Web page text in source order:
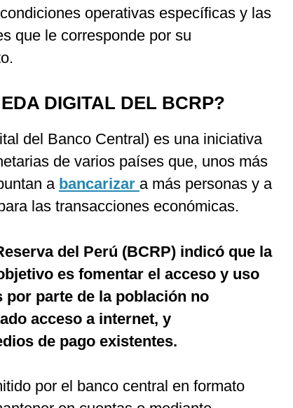
operativas específicas y las
que le corresponde por su
DIGITAL DEL BCRP?
del Banco Central) es una iniciativa
de varios países que, unos más
a bancarizar a más personas y a
las transacciones económicas.
del Perú (BCRP) indicó que la
es fomentar el acceso y uso
por parte de la población no
acceso a internet, y
de pago existentes.
por el banco central en formato